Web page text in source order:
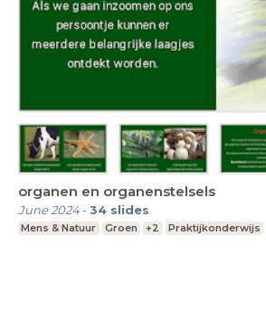
organen en organenstelsels
June 2024-34 slides
Mens & Natuur Groen +2 Praktijkonderwijs